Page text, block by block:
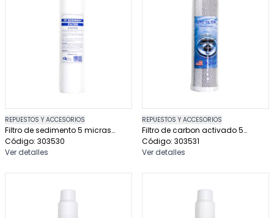
REPUESTOS Y ACCESORIOS
Filtro de sedimento 5 micras
2.5x10 pulgadas
Código: 303530
Ver detalles
REPUESTOS Y ACCESORIOS
Filtro de carbon activado 5
micras 2.5x10 pulgadas
Código: 303531
Ver detalles